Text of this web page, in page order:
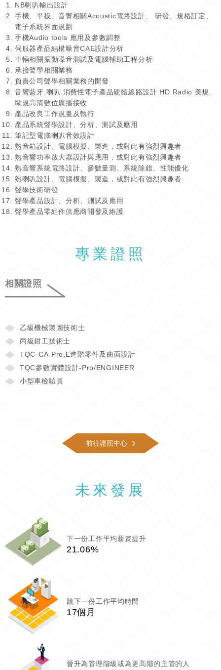
NB喇叭輸出設計
手機、平板、音響相關Acoustic電路設計、 研發、規格訂定、
電子系統界面規劃
手機Audio tools 應用及參數調整
伺服器產品結構噪音CAE設計分析
車輛相關振動噪音測試及電腦輔助工程分析
承接聲學相關業務
負責公司聲學相關業務的開發
音響藍牙.喇叭.消費性電子產品硬體線路設計 HD Radio 美規.
歐規高清數位廣播接收
產品改良工作規畫及執行
產品系統聲學設計、分析、測試及應用
筆記型電腦喇叭音效設計
熟音箱設計、電腦模擬、製造，或對此有強烈興趣者
熟音響功率放大器設計與應用，或對此有強烈興趣者
熟音響系統電路設計、參數量測、系統除錯、性能優化
熟喇叭設計、電腦模擬、製造，或對此有強烈興趣者
聲學技術研發
聲學產品設計、分析、測試及應用
聲學產品零組件供應商開發及維護
專業證照
相關證照
乙級機械製圖技術士
丙級鉗工技術士
TQC-CA-Pro,E進階零件及曲面設計
TQC參數實體設計-Pro/ENGINEER
小型車檢驗員
前往證照中心
未來發展
下一份工作平均薪資提升
21.06%
跳下一份工作平均時間
17個月
晉升為管理階級或為更高階的主管的人